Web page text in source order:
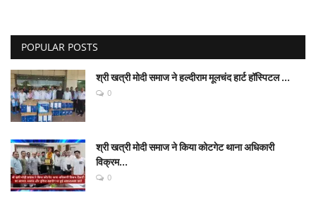
POPULAR POSTS
श्री खत्री मोदी समाज ने हल्दीराम मूलचंद हार्ट हॉस्पिटल ...
0
श्री खत्री मोदी समाज ने किया कोटगेट थाना अधिकारी
विक्रम...
0